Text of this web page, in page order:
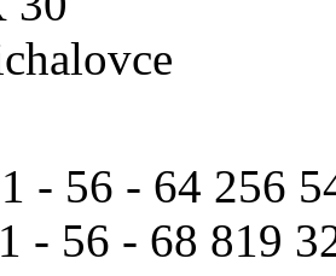
- 56 - 64 256
- 56 - 68 819